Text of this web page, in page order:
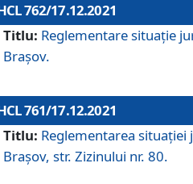
762/17.12.2021
Titlu: Reglementare situație
Brașov.
761/17.12.2021
Titlu: Reglementarea
Brașov, str. Zizinului nr. 80.